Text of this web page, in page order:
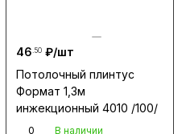
46.50 ₽/шт
Потолочный плинтус
Формат 1,3м
инжекционный 4010 /100/
0
В наличии